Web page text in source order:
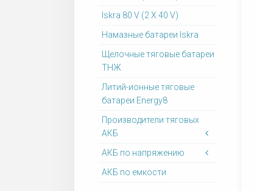
Iskra 80 V (2 X 40 V)
Намазные батареи Iskra
Щелочные тяговые батареи
ТНЖ
Литий-ионные тяговые
батареи Energy8
Производители тяговых
АКБ
АКБ по напряжению
АКБ по емкости